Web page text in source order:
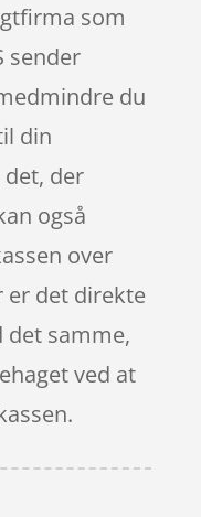
som
sender
du
din
der
også
over
er det direkte
det samme,
ved at